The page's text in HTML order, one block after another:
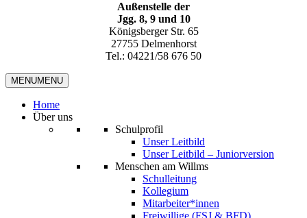
Außenstelle der
Jgg. 8, 9 und 10
Königsberger Str. 65
27755 Delmenhorst
Tel.: 04221/58 676 50
MENUMENU
Home
Über uns
Schulprofil
Unser Leitbild
Unser Leitbild – Juniorversion
Menschen am Willms
Schulleitung
Kollegium
Mitarbeiter*innen
Freiwillige (FSJ & BFD)